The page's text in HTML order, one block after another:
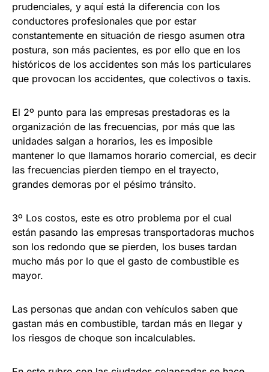
prudenciales, y aquí está la diferencia con los
conductores profesionales que por estar
constantemente en situación de riesgo asumen otra
postura, son más pacientes, es por ello que en los
históricos de los accidentes son más los particulares
que provocan los accidentes, que colectivos o taxis.
El 2º punto para las empresas prestadoras es la
organización de las frecuencias, por más que las
unidades salgan a horarios, les es imposible
mantener lo que llamamos horario comercial, es decir
las frecuencias pierden tiempo en el trayecto,
grandes demoras por el pésimo tránsito.
3º Los costos, este es otro problema por el cual
están pasando las empresas transportadoras muchos
son los redondo que se pierden, los buses tardan
mucho más por lo que el gasto de combustible es
mayor.
Las personas que andan con vehículos saben que
gastan más en combustible, tardan más en llegar y
los riesgos de choque son incalculables.